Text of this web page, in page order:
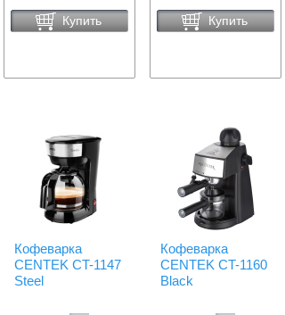
Купить Купить
Кофеварка
CENTEK CT-1147
Steel
Кофеварка
CENTEK CT-1160
Black